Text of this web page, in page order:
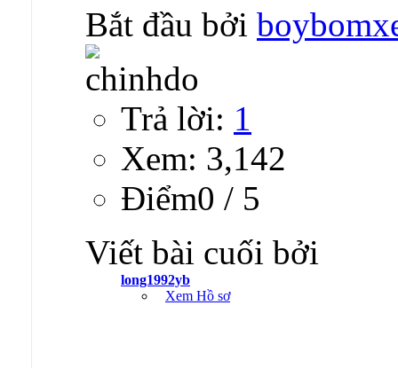
Bắt đầu bởi
Trả lời: 1
Xem: 3,142
Ðiểm0 / 5
Viết bài cuối bởi
long1992yb
Xem Hồ sơ